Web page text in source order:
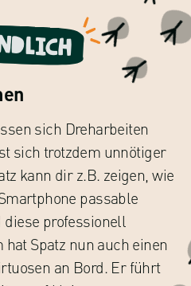
sich Dreharbeiten
sich trotzdem unnötiger
kann dir z.B. zeigen, wie
passable
professionell
Spatz nun auch einen
an Bord. Er führt